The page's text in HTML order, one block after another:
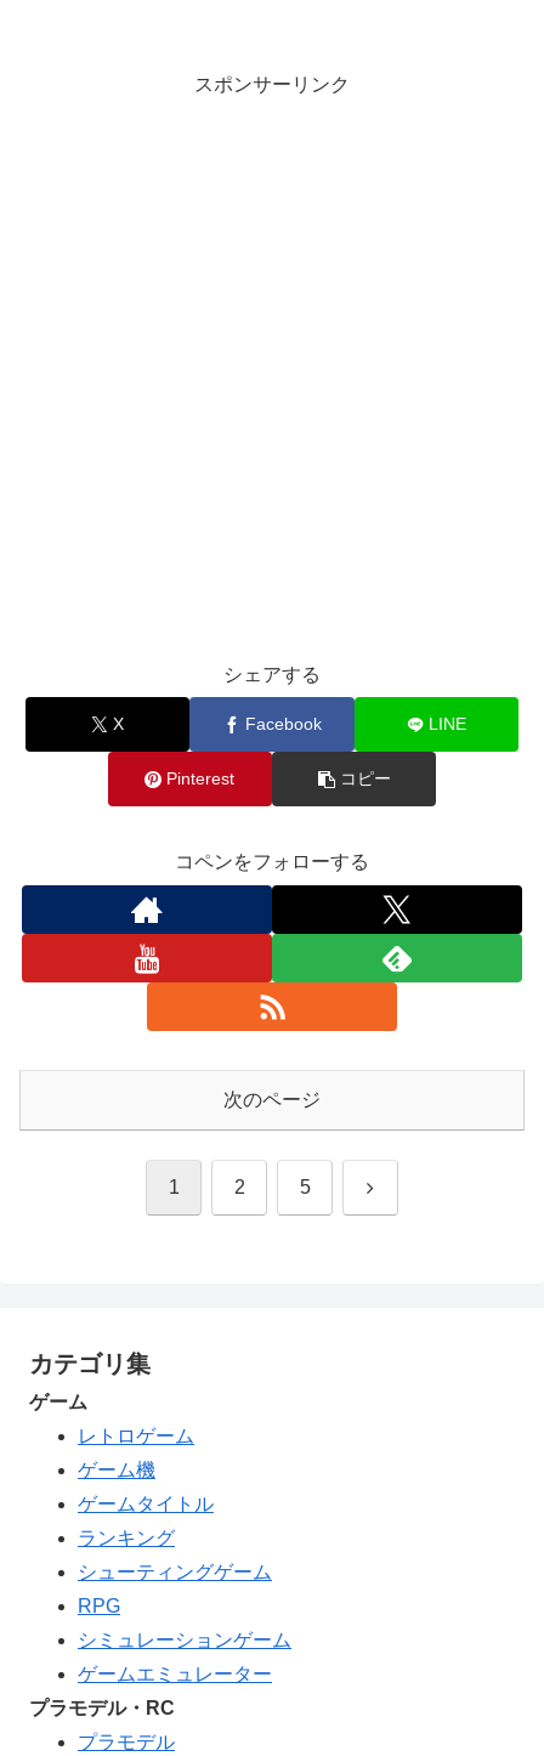
スポンサーリンク
シェアする
X Facebook LINE
Pinterest コピー
コペンをフォローする
次のページ
1 2 5 次
カテゴリ集
ゲーム
レトロゲーム
ゲーム機
ゲームタイトル
ランキング
シューティングゲーム
RPG
シミュレーションゲーム
ゲームエミュレーター
プラモデル・RC
プラモデル